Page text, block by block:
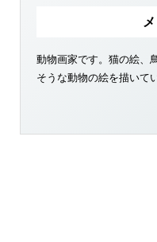
動物画家です。猫の絵、
そうな動物の絵を描いて